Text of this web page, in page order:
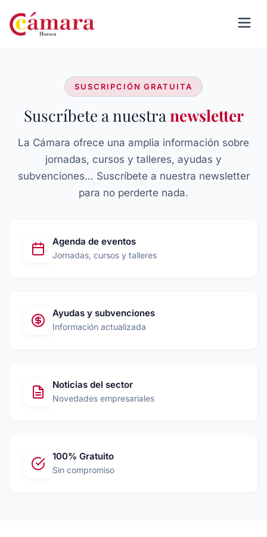
SUSCRIPCIÓN GRATUITA
Suscríbete a nuestranewsletter
La Cámara ofrece una amplia información sobre
jornadas, cursos y talleres, ayudas y
subvenciones… Suscríbete a nuestra newsletter
para no perderte nada.
Agenda de eventos
Jornadas, cursos y talleres
Ayudas y subvenciones
Información actualizada
Noticias del sector
Novedades empresariales
100% Gratuito
Sin compromiso